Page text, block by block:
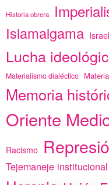
Historia obrera
Islamalgama Israel
Lucha
Materialismo dialéctico
Memoria
Oriente
Racismo
Tejemaneje institucional